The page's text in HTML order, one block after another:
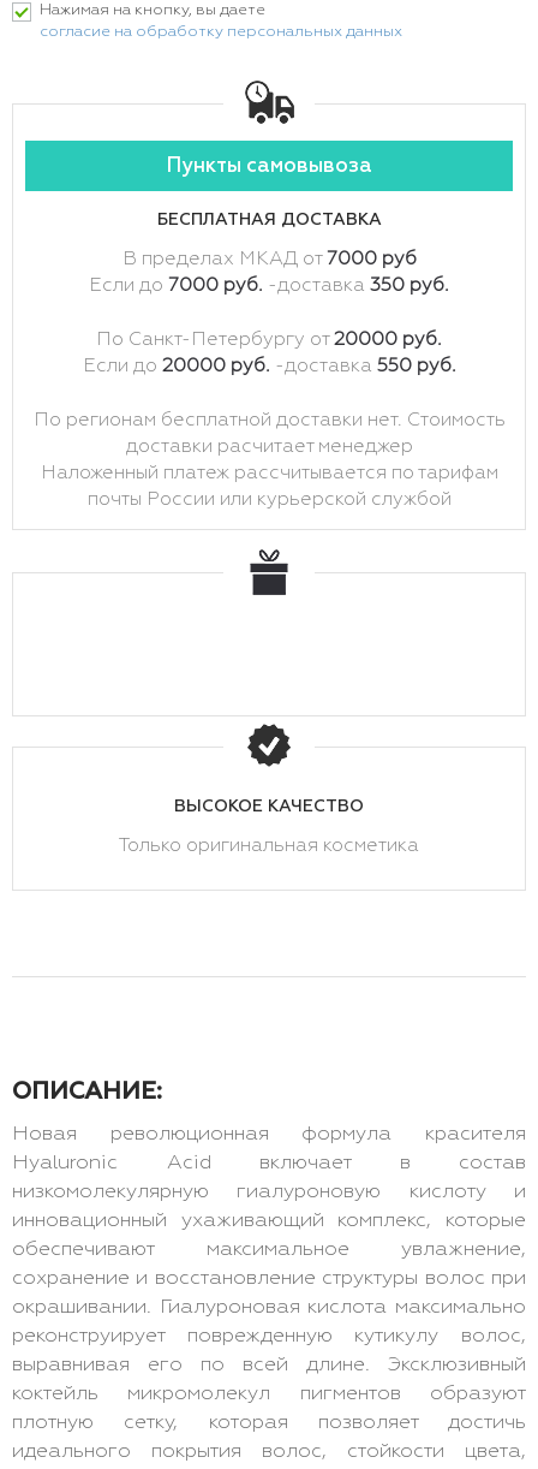
Нажимая на кнопку, вы даете
согласие на обработку персональных данных
Пункты самовывоза
БЕСПЛАТНАЯ ДОСТАВКА
В пределах МКАД от 7000 руб
Если до 7000 руб. -доставка 350 руб.
По Санкт-Петербургу от20000 руб.
Если до 20000 руб. -доставка 550 руб.
По регионам бесплатной доставки нет. Стоимость
доставки расчитает менеджер
Наложенный платеж рассчитывается по тарифам
почты России или курьерской службой
ВЫСОКОЕ КАЧЕСТВО
Только оригинальная косметика
ОПИСАНИЕ:
Новая революционная формула красителя
Hyaluronic Acid включает в состав
низкомолекулярную гиалуроновую кислоту и
инновационный ухаживающий комплекс, которые
обеспечивают максимальное увлажнение,
сохранение и восстановление структуры волос при
окрашивании. Гиалуроновая кислота максимально
реконструирует поврежденную кутикулу волос,
выравнивая его по всей длине. Эксклюзивный
коктейль микромолекул пигментов образуют
плотную сетку, которая позволяет достичь
идеального покрытия волос, стойкости цвета,